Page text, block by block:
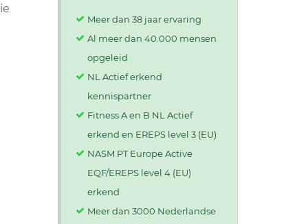
Meer dan 38 jaar ervaring
Al meer dan 40.000 mensen
opgeleid
NL Actief erkend
kennispartner
Fitness A en B NL Actief
erkend en EREPS level 3 (EU)
NASM PT Europe Active
EQF/EREPS level 4 (EU)
erkend
Meer dan 3000 Nederlandse